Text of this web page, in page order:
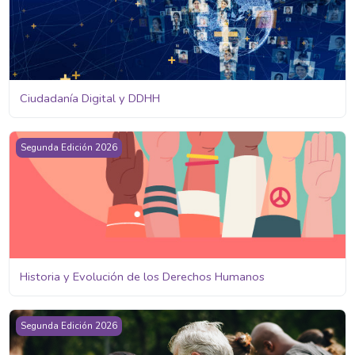
Ciudadanía Digital y DDHH
Historia y Evolución de los Derechos Humanos
Segunda Edición 2026
Historia y Evolución de los Derechos Humanos
Envejecimiento y Derechos Humanos
Segunda Edición 2026